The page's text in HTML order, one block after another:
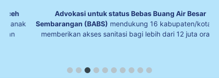
Advokasi untuk status Bebas Buang Air Besar
Sembarangan (BABS)mendukung 16 kabupaten/kota dan
memberikan akses sanitasi bagi lebih dari 12 juta orang.